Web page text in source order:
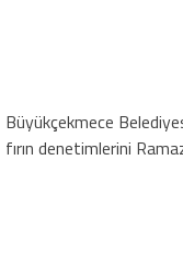
Büyükçekmece
fırın denetimlerini